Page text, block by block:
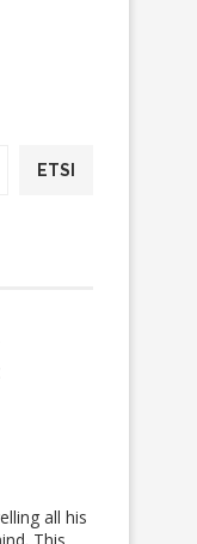
ETSI
all his
This